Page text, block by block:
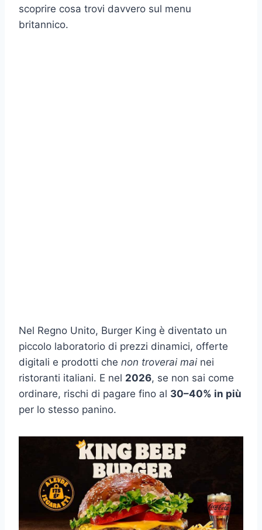
scoprire cosa trovi davvero sul menu
britannico.
Nel Regno Unito, Burger King è diventato un
piccolo laboratorio di prezzi dinamici, offerte
digitali e prodotti che non troverai mai nei
ristoranti italiani. E nel 2026, se non sai come
ordinare, rischi di pagare fino al 30–40% in più
per lo stesso panino.